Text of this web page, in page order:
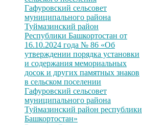
Гафуровский сельсовет
муниципального района
Туймазинский район
Республики Башкортостан от
16.10.2024 года № 86 «Об
утверждении порядка установки
и содержания мемориальных
досок и других памятных знаков
в сельском поселении
Гафуровский сельсовет
муниципального района
Туймазинский район республики
Башкортостан»